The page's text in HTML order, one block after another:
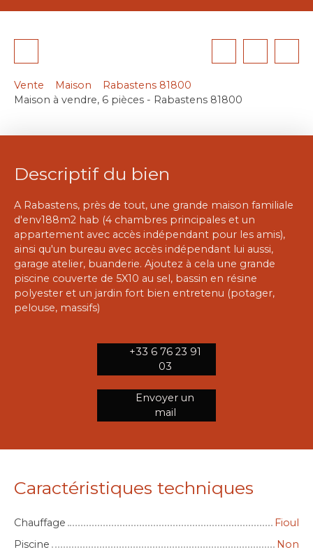
Vente Maison
Rabastens 81800
Maison à vendre, 6 pièces - Rabastens 81800
Descriptif du bien
A Rabastens, près de tout, une grande maison familiale
d'env188m2 hab (4 chambres principales et un
appartement avec accès indépendant pour les amis),
ainsi qu'un bureau avec accès indépendant lui aussi,
garage atelier, buanderie. Ajoutez à cela une grande
piscine couverte de 5X10 au sel, bassin en résine
polyester et un jardin fort bien entretenu (potager,
pelouse, massifs)
+33 6 76 23 91
03
Envoyer un
mail
Caractéristiques techniques
Chauffage
Fioul
Piscine
Non